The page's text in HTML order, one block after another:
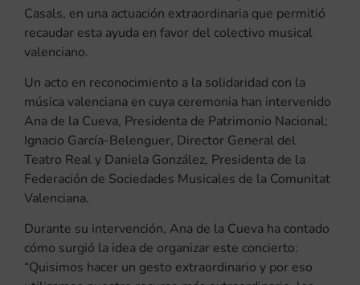
Casals, en una actuación extraordinaria que permitió
recaudar esta ayuda en favor del colectivo musical
valenciano.
Un acto en reconocimiento a la solidaridad con la
música valenciana en cuya ceremonia han intervenido
Ana de la Cueva, Presidenta de Patrimonio Nacional;
Ignacio García-Belenguer, Director General del
Teatro Real y Daniela González, Presidenta de la
Federación de Sociedades Musicales de la Comunitat
Valenciana.
Durante su intervención, Ana de la Cueva ha contado
cómo surgió la idea de organizar este concierto:
“Quisimos hacer un gesto extraordinario y por eso